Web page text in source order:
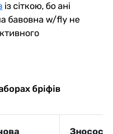
із сіткою, бо ані
бавовна w/fly не
бріфів